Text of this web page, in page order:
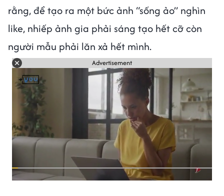
rằng, để tạo ra một bức ảnh “sống ảo” nghìn
like, nhiếp ảnh gia phải sáng tạo hết cỡ còn
người mẫu phải lăn xả hết mình.
Advertisement